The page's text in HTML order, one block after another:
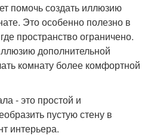
помочь создать иллюзию
Это особенно полезно в
пространство ограничено.
дополнительной
комнату более комфортной
- это простой и
пустую стену в
интерьера.